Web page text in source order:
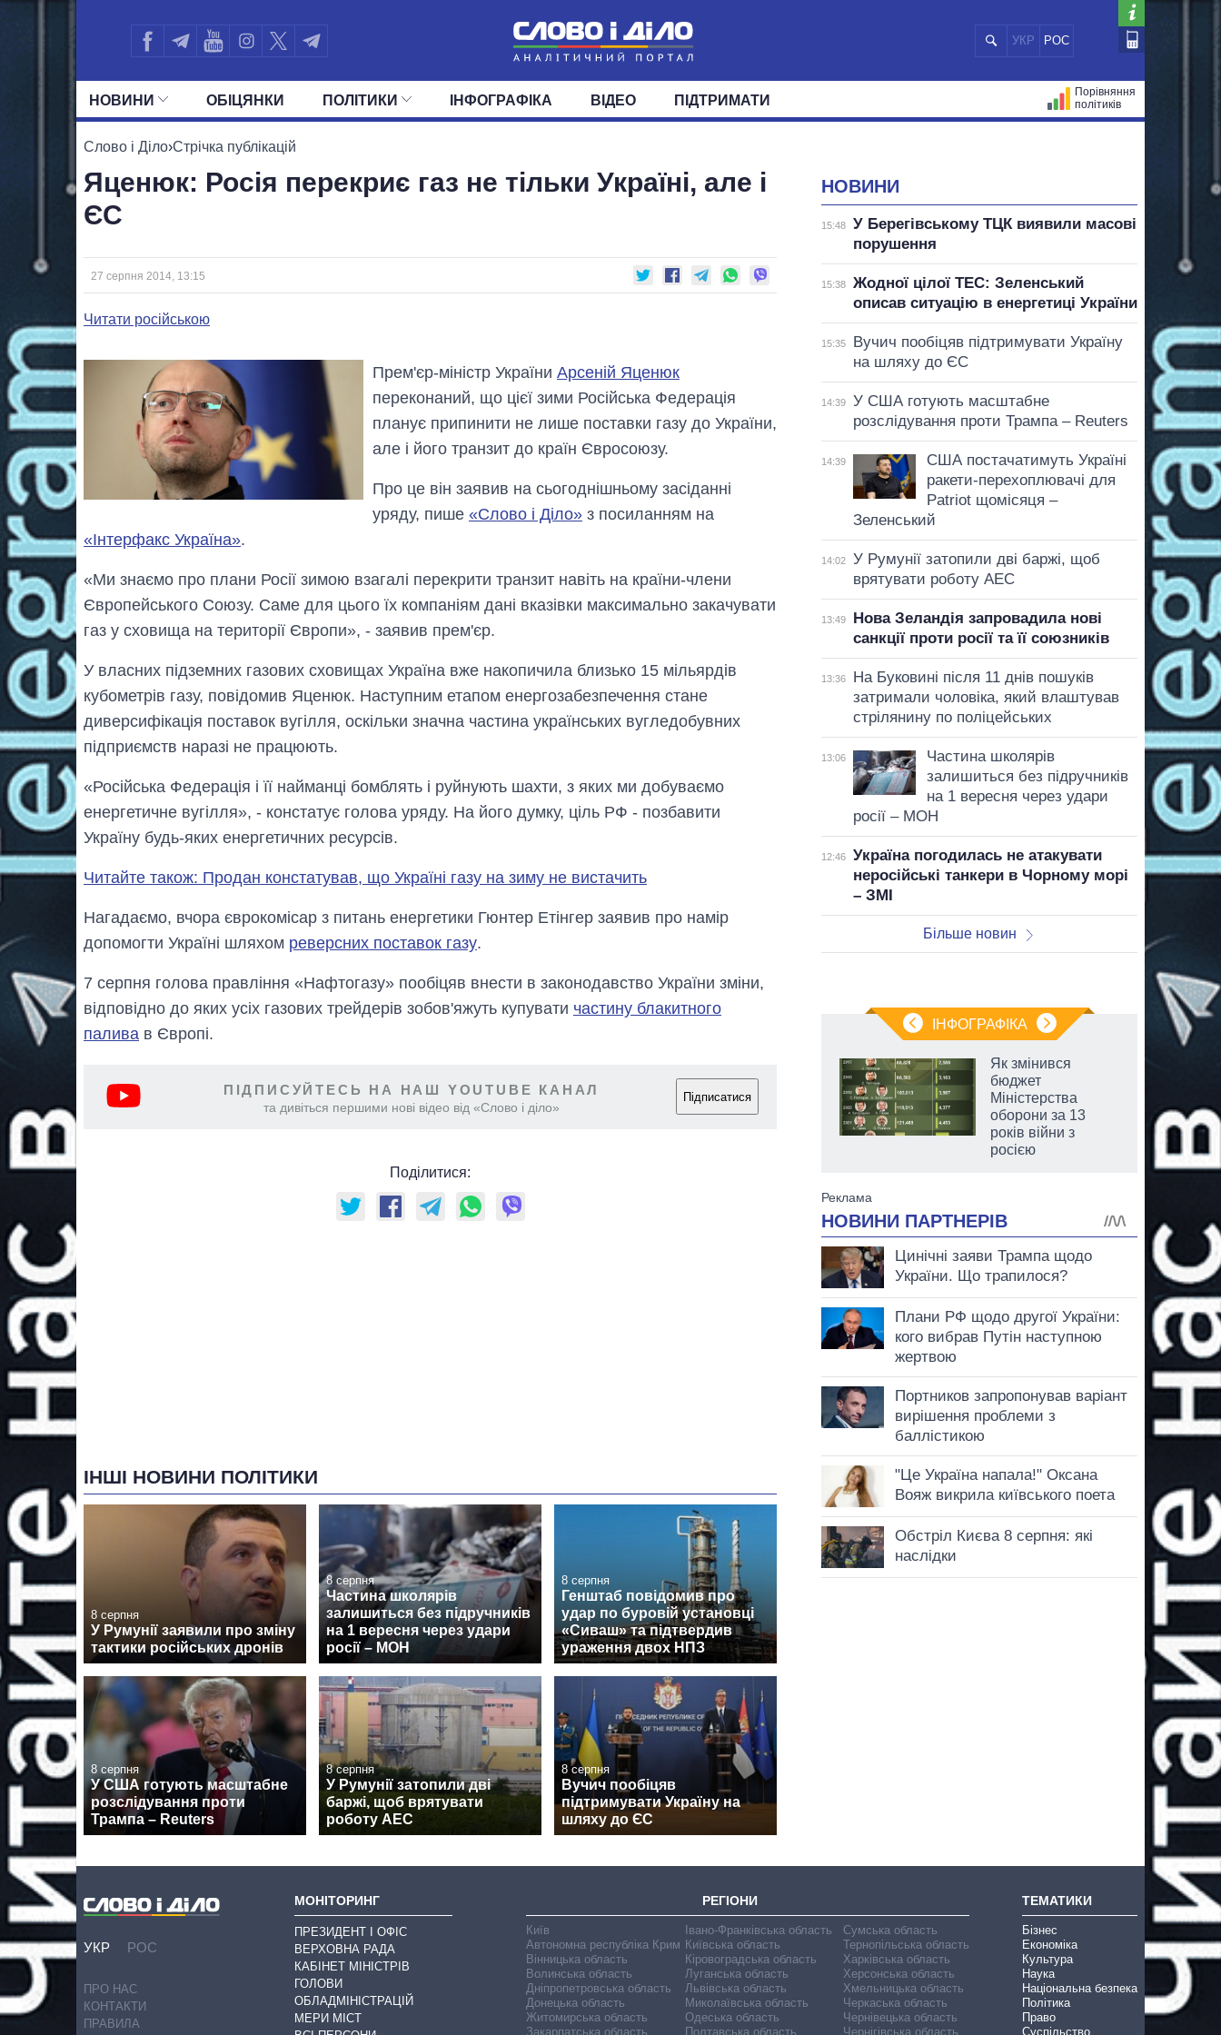
УКР РОС
НОВИНИ
ПОЛІТИКА ЕКОНОМІКА СУСПІЛЬСТВО СВІТ
ОБIЦЯНКИ ПОЛIТИКИ
УСІ ПОЛІТИКИ
ДЕПУТАТИ КОМІТЕТИ ФРАКЦІЇ ОКРУГИ
ІНФОГРАФІКА ВІДЕО ПІДТРИМАТИ
Порівняння
політиків
Слово і Діло›Стрічка публікацій
Яценюк: Росія перекриє газ не тільки Україні, але і
ЄС
27 серпня 2014, 13:15
Читати російською
Прем'єр-міністр України Арсеній Яценюк
переконаний, що цієї зими Російська Федерація
планує припинити не лише поставки газу до України,
але і його транзит до країн Євросоюзу.
Про це він заявив на сьогоднішньому засіданні
уряду, пише «Слово і Діло» з посиланням на
«Інтерфакс Україна».
«Ми знаємо про плани Росії зимою взагалі перекрити транзит навіть на країни-члени
Європейського Союзу. Саме для цього їх компаніям дані вказівки максимально закачувати
газ у сховища на території Європи», - заявив прем'єр.
У власних підземних газових сховищах Україна вже накопичила близько 15 мільярдів
кубометрів газу, повідомив Яценюк. Наступним етапом енергозабезпечення стане
диверсифікація поставок вугілля, оскільки значна частина українських вугледобувних
підприємств наразі не працюють.
«Російська Федерація і її найманці бомблять і руйнують шахти, з яких ми добуваємо
енергетичне вугілля», - констатує голова уряду. На його думку, ціль РФ - позбавити
Україну будь-яких енергетичних ресурсів.
Читайте також: Продан констатував, що Україні газу на зиму не вистачить
Нагадаємо, вчора єврокомісар з питань енергетики Гюнтер Етінгер заявив про намір
допомогти Україні шляхом реверсних поставок газу.
7 серпня голова правління «Нафтогазу» пообіцяв внести в законодавство України зміни,
відповідно до яких усіх газових трейдерів зобов'яжуть купувати частину блакитного
палива в Європі.
ПІДПИСУЙТЕСЬ НА НАШ YOUTUBE КАНАЛ
та дивіться першими нові відео від «Слово і діло»
Підписатися
Поділитися:
ІНШІ НОВИНИ ПОЛІТИКИ
8 серпня
У Румунії заявили про зміну
тактики російських дронів
8 серпня
Частина школярів
залишиться без підручників
на 1 вересня через удари
росії – МОН
8 серпня
Генштаб повідомив про
удар по буровій установці
«Сиваш» та підтвердив
ураження двох НПЗ
8 серпня
У США готують масштабне
розслідування проти
Трампа – Reuters
8 серпня
У Румунії затопили дві
баржі, щоб врятувати
роботу АЕС
8 серпня
Вучич пообіцяв
підтримувати Україну на
шляху до ЄС
НОВИНИ
15:48
У Берегівському ТЦК виявили масові
порушення
15:38
Жодної цілої ТЕС: Зеленський
описав ситуацію в енергетиці України
15:35
Вучич пообіцяв підтримувати Україну
на шляху до ЄС
14:39
У США готують масштабне
розслідування проти Трампа – Reuters
14:39
США постачатимуть Україні
ракети-перехоплювачі для
Patriot щомісяця –
Зеленський
14:02
У Румунії затопили дві баржі, щоб
врятувати роботу АЕС
13:49
Нова Зеландія запровадила нові
санкції проти росії та її союзників
13:36
На Буковині після 11 днів пошуків
затримали чоловіка, який влаштував
стрілянину по поліцейських
13:06
Частина школярів
залишиться без підручників
на 1 вересня через удари
росії – МОН
12:46
Україна погодилась не атакувати
неросійські танкери в Чорному морі
– ЗМІ
Більше новин
ІНФОГРАФІКА
ударів по Україні
за літо: Київ та
область стали
Як змінився
бюджет
Міністерства
оборони за 13
років війни з
росією
УКР РОС
ПРО НАС
КОНТАКТИ
ПРАВИЛА
МОНІТОРИНГ
ПРЕЗИДЕНТ І ОФІС
ВЕРХОВНА РАДА
КАБІНЕТ МІНІСТРІВ
ГОЛОВИ
ОБЛАДМІНІСТРАЦІЙ
МЕРИ МІСТ
РЕГІОНИ
Київ
Автономна республіка Крим
Вінницька область
Волинська область
Дніпропетровська область
Донецька область
Житомирська область
Закарпатська область
Івано-Франківська область
Київська область
Кіровоградська область
Луганська область
Львівська область
Миколаївська область
Одеська область
Полтавська область
Сумська область
Тернопільська область
Харківська область
Херсонська область
Хмельницька область
Черкаська область
Чернівецька область
Чернігівська область
ТЕМАТИКИ
Бізнес
Економіка
Культура
Наука
Національна безпека
Політика
Право
Суспільство